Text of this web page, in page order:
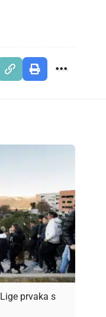
prvaka s